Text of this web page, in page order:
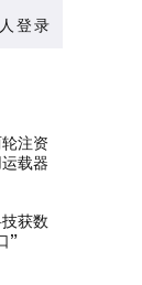
登录
注资
载器
获数
”